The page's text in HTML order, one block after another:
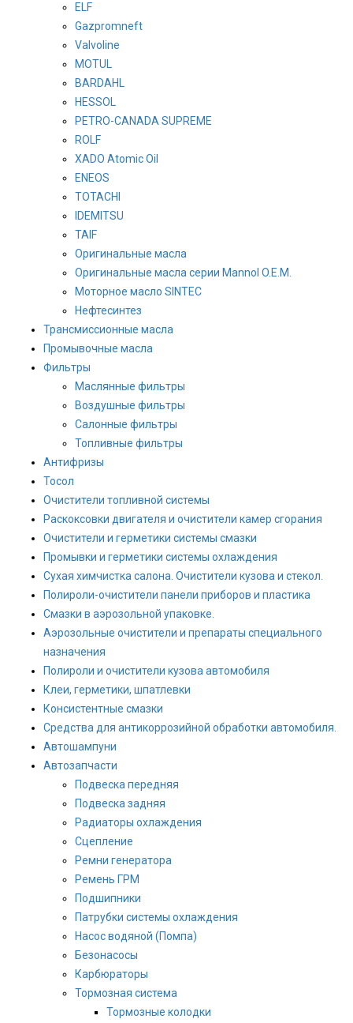
ELF
Gazpromneft
Valvoline
MOTUL
BARDAHL
HESSOL
PETRO-CANADA SUPREME
ROLF
XADO Atomic Oil
ENEOS
TOTACHI
IDEMITSU
TAIF
Оригинальные масла
Оригинальные масла серии Mannol O.E.M.
Моторное масло SINTEC
Нефтесинтез
Трансмиссионные масла
Промывочные масла
Фильтры
Маслянные фильтры
Воздушные фильтры
Салонные фильтры
Топливные фильтры
Антифризы
Тосол
Очистители топливной системы
Раскоксовки двигателя и очистители камер сгорания
Очистители и герметики системы смазки
Промывки и герметики системы охлаждения
Сухая химчистка салона. Очистители кузова и стекол.
Полироли-очистители панели приборов и пластика
Смазки в аэрозольной упаковке.
Аэрозольные очистители и препараты специального
назначения
Полироли и очистители кузова автомобиля
Клеи, герметики, шпатлевки
Консистентные смазки
Средства для антикоррозийной обработки автомобиля.
Автошампуни
Автозапчасти
Подвеска передняя
Подвеска задняя
Радиаторы охлаждения
Сцепление
Ремни генератора
Ремень ГРМ
Подшипники
Патрубки системы охлаждения
Насос водяной (Помпа)
Безонасосы
Карбюраторы
Тормозная система
Тормозные колодки